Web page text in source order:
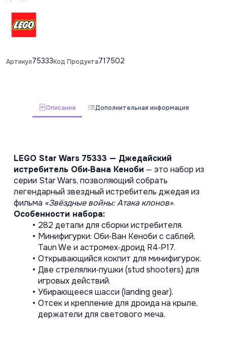
Артикул75333Код Продукта717502
Описание Дополнительная информация
LEGO Star Wars 75333 — Джедайский
истребитель Оби‑Вана Кеноби — это набор из
серии Star Wars, позволяющий собрать
легендарный звездный истребитель джедая из
фильма «Звёздные войны: Атака клонов».
Особенности набора:
282 детали для сборки истребителя.
Минифигурки: Оби‑Ван Кеноби с саблей,
Taun We и астромех‑дроид R4‑P17.
Открывающийся кокпит для минифигурок.
Две стрелялки‑пушки (stud shooters) для
игровых действий.
Убирающееся шасси (landing gear).
Отсек и крепление для дроида на крыле,
держатели для светового меча.